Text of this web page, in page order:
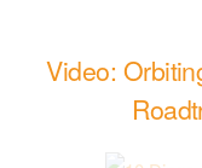
Video: